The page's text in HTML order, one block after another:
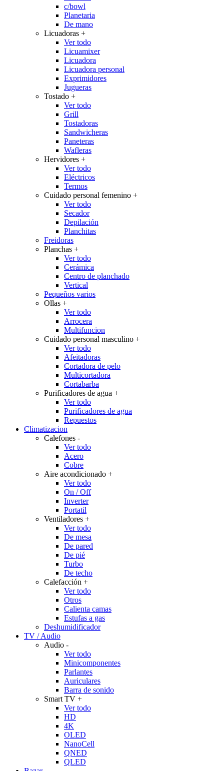
c/bowl
Planetaria
De mano
Licuadoras +
Ver todo
Licuamixer
Licuadora
Licuadora personal
Exprimidores
Jugueras
Tostado +
Ver todo
Grill
Tostadoras
Sandwicheras
Paneteras
Wafleras
Hervidores +
Ver todo
Eléctricos
Termos
Cuidado personal femenino +
Ver todo
Secador
Depilación
Planchitas
Freidoras
Planchas +
Ver todo
Cerámica
Centro de planchado
Vertical
Pequeños varios
Ollas +
Ver todo
Arrocera
Multifuncion
Cuidado personal masculino +
Ver todo
Afeitadoras
Cortadora de pelo
Multicortadora
Cortabarba
Purificadores de agua +
Ver todo
Purificadores de agua
Repuestos
Climatizacion
Calefones -
Ver todo
Acero
Cobre
Aire acondicionado +
Ver todo
On / Off
Inverter
Portatil
Ventiladores +
Ver todo
De mesa
De pared
De pié
Turbo
De techo
Calefacción +
Ver todo
Otros
Calienta camas
Estufas a gas
Deshumidificador
TV / Audio
Audio -
Ver todo
Minicomponentes
Parlantes
Auriculares
Barra de sonido
Smart TV +
Ver todo
HD
4K
OLED
NanoCell
QNED
QLED